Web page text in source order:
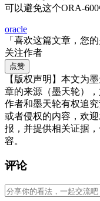
可以避免这个ORA-600
oracle
「喜欢这篇文章，您
关注作者
点赞
【版权声明】本文为
章的来源（墨天轮）
作者和墨天轮有权追
或者侵权的内容，欢迎
报，并提供相关证据
容。
评论